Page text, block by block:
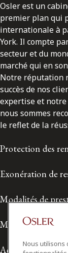
Osler est un
premier plan qui
internationale à
York. Il compte
secteur et du
marché qui en
Notre réputation
succès de nos
expertise et
nous sommes
le reflet de la
Protection des
Exonération de
Modalités de
Modalités
Accessibilité
Nous utilisons